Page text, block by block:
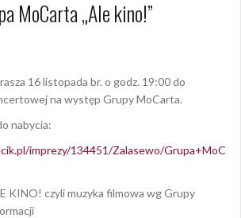
MoCarta „Ale kino!”
16 listopada br. o godz. 19:00 do
na występ Grupy MoCarta.
nabycia:
imprezy/134451/Zalasewo/Grupa+MoC
KINO! czyli muzyka filmowa wg Grupy